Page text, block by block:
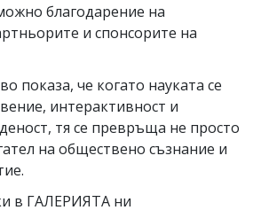
благодарение на
и спонсорите на
показа, че когато науката се
интерактивност и
тя се превръща не просто
на обществено съзнание и
в ГАЛЕРИЯТА ни